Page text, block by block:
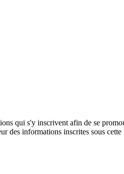
qui s'y inscrivent afin de se
des informations inscrites sous